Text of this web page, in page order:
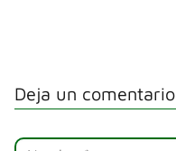
Deja un comentario